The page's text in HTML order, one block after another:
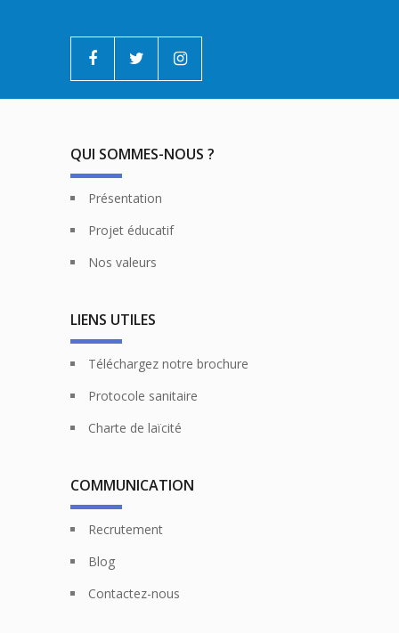
QUI SOMMES-NOUS ?
Présentation
Projet éducatif
Nos valeurs
LIENS UTILES
Téléchargez notre brochure
Protocole sanitaire
Charte de laïcité
COMMUNICATION
Recrutement
Blog
Contactez-nous